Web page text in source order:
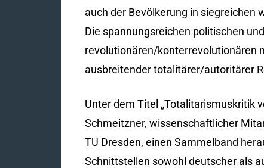
auch der Bevölkerung in siegreichen
Die spannungsreichen politischen
revolutionären/konterrevolutionären
ausbreitender totalitärer/autoritärer
Unter dem Titel „Totalitarismuskritik
Schmeitzner, wissenschaftlicher
TU Dresden, einen Sammelband
Schnittstellen sowohl deutscher als